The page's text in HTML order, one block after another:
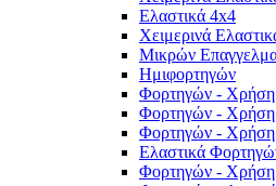
Ελαστικά 4x4
Χειμερινά
Μικρών
Ημιφορτηγών
Φορτηγών - Χρήση
Φορτηγών - Χρήση
Φορτηγών - Χρήση
Ελαστικά
Φορτηγών - Χρήση